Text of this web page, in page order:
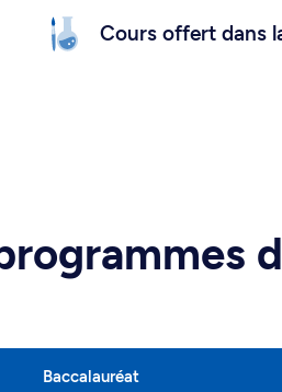
Cours offert dans
Baccalauréat